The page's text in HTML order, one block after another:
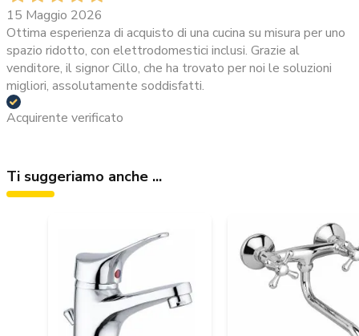
15 Maggio 2026
Ottima esperienza di acquisto di una cucina su misura per uno
spazio ridotto, con elettrodomestici inclusi. Grazie al
venditore, il signor Cillo, che ha trovato per noi le soluzioni
migliori, assolutamente soddisfatti.
Acquirente verificato
Ti suggeriamo anche ...